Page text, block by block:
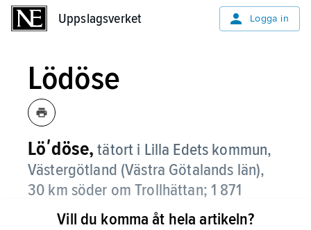
Uppslagsverket Logga in
Lödöse
Löʹdöse, tätort i Lilla Edets kommun,
Västergötland (Västra Götalands län),
30 km söder om Trollhättan;1 871
invånare (2021)
Vill du komma åt hela artikeln?